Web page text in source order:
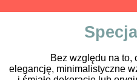
Bez względu na to,
elegancję, minimalistyczne